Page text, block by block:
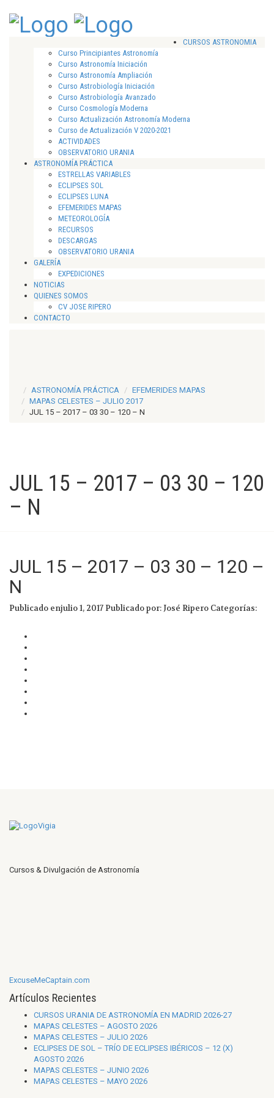
CURSOS ASTRONOMIA
Curso Principiantes Astronomía
Curso Astronomía Iniciación
Curso Astronomía Ampliación
Curso Astrobiología Iniciación
Curso Astrobiología Avanzado
Curso Cosmología Moderna
Curso Actualización Astronomía Moderna
Curso de Actualización V 2020-2021
ACTIVIDADES
OBSERVATORIO URANIA
ASTRONOMÍA PRÁCTICA
ESTRELLAS VARIABLES
ECLIPSES SOL
ECLIPSES LUNA
EFEMERIDES MAPAS
METEOROLOGÍA
RECURSOS
DESCARGAS
OBSERVATORIO URANIA
GALERÍA
EXPEDICIONES
NOTICIAS
QUIENES SOMOS
CV JOSE RIPERO
CONTACTO
ASTRONOMÍA PRÁCTICA
EFEMERIDES MAPAS
MAPAS CELESTES – JULIO 2017
JUL 15 – 2017 – 03 30 – 120 – N
JUL 15 – 2017 – 03 30 – 120
– N
JUL 15 – 2017 – 03 30 – 120 –
N
Publicado enjulio 1, 2017 Publicado por: José Ripero Categorías:
Cursos & Divulgación de Astronomía
ExcuseMeCaptain.com
Artículos Recientes
CURSOS URANIA DE ASTRONOMÍA EN MADRID 2026-27
MAPAS CELESTES – AGOSTO 2026
MAPAS CELESTES – JULIO 2026
ECLIPSES DE SOL – TRÍO DE ECLIPSES IBÉRICOS – 12 (X)
AGOSTO 2026
MAPAS CELESTES – JUNIO 2026
MAPAS CELESTES – MAYO 2026